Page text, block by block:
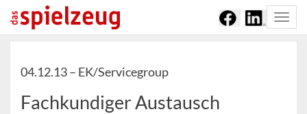
04.12.13 – EK/Servicegroup
Fachkundiger Austausch